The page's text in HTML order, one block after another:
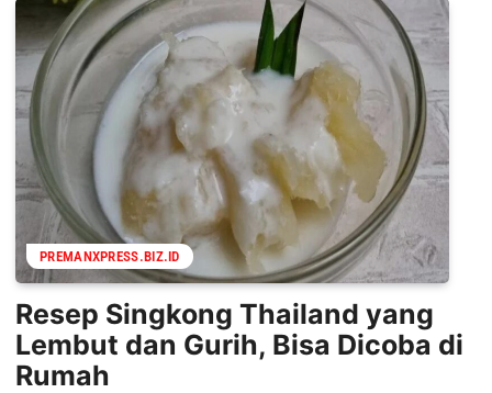
PREMANXPRESS.BIZ.ID
Resep Singkong Thailand yang
Lembut dan Gurih, Bisa Dicoba di
Rumah